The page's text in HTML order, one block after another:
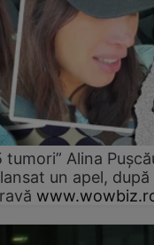
Alina
un apel, după